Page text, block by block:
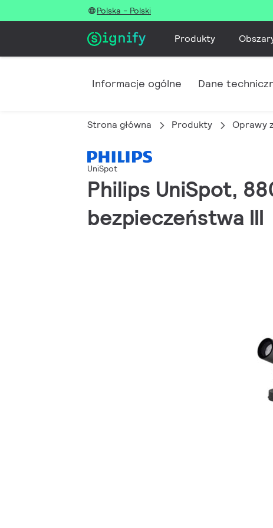
Polska - Polski
Produkty
Informacje ogólne Dane
Strona główna Produkty Oprawy
UniSpot
Philips UniSpot,
bezpieczeństwa III